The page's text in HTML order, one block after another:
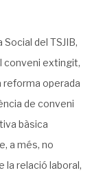
del TSJIB,
conveni extingit,
reforma operada
de conveni
bàsica
a més, no
relació laboral,